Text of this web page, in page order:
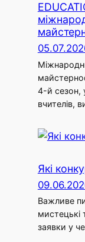
4-й сезон,
вчителів,
Які
Важливе
мистецькі
заявки у